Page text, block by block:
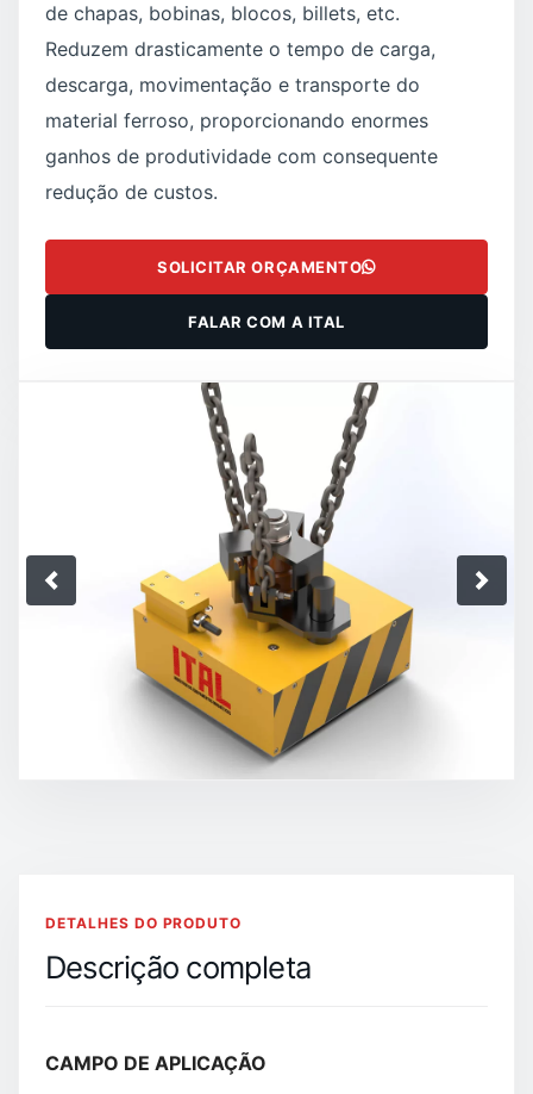
de chapas, bobinas, blocos, billets, etc.
Reduzem drasticamente o tempo de carga,
descarga, movimentação e transporte do
material ferroso, proporcionando enormes
ganhos de produtividade com consequente
redução de custos.
SOLICITAR ORÇAMENTO
FALAR COM A ITAL
DETALHES DO PRODUTO
Descrição completa
CAMPO DE APLICAÇÃO